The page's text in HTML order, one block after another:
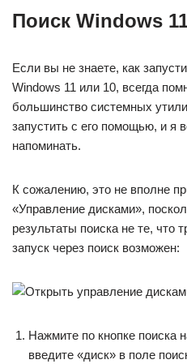
Поиск Windows
Если вы не знаете, как
Windows 11 или 10, всегда
большинство системных
запустить с его помощью, и я
напоминать.
К сожалению, это не вполне
«Управление дисками»,
результаты поиска не те, что
запуск через поиск возможен:
Нажмите по кнопке поиска
введите «диск» в поле